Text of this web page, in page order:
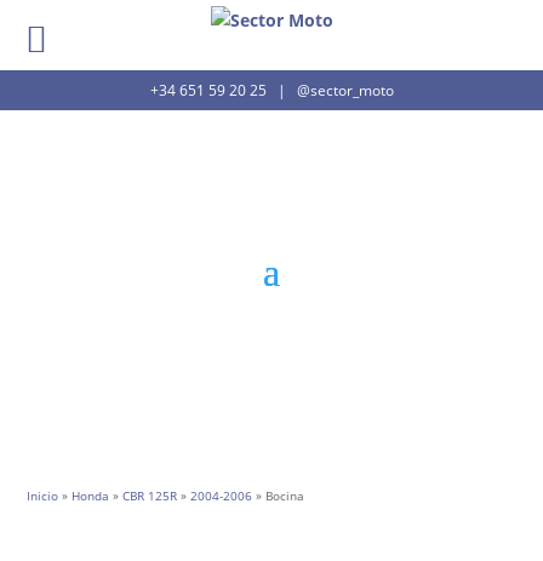
+34 651 59 20 25 | @sector_moto
Inicio » Honda »CBR 125R »2004-2006 » Bocina